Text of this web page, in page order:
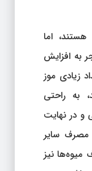
اما
به افزایش
زیادی موز
دارند، به راحتی
و در نهایت
مصرف سایر
میوه‌ها نیز